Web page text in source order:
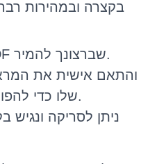
בחר את מסמך ה-PDF שברצונך להמיר.
שלו כדי להפוך אותו למושך חזותית.